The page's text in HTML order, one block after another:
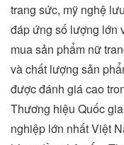
trang sức, mỹ nghệ
đáp ứng số lượng lớn
mua sản phẩm nữ
và chất lượng sản
được đánh giá cao
Thương hiệu Quốc
nghiệp lớn nhất Việt